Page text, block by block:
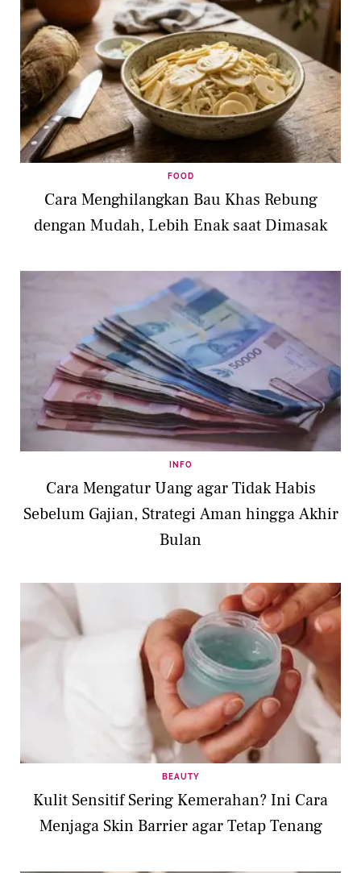
FOOD
Cara Menghilangkan Bau Khas Rebung
dengan Mudah, Lebih Enak saat Dimasak
INFO
Cara Mengatur Uang agar Tidak Habis
Sebelum Gajian, Strategi Aman hingga Akhir
Bulan
BEAUTY
Kulit Sensitif Sering Kemerahan? Ini Cara
Menjaga Skin Barrier agar Tetap Tenang